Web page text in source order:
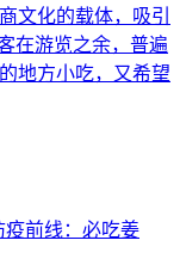
文化的载体，吸引
在游览之余，普遍
地方小吃，又希望